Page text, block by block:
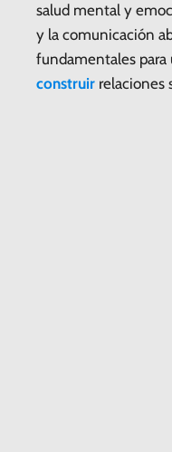
salud mental y
y la comunicación
fundamentales para
construir relaciones